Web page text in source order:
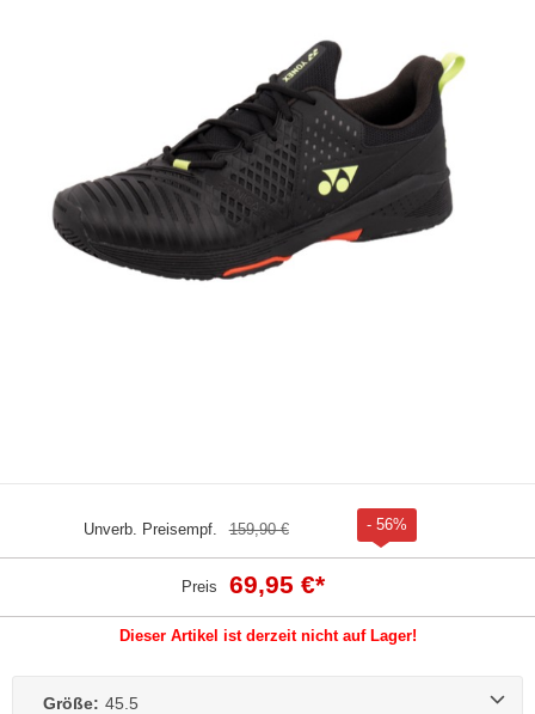
Unverb. Preisempf. 159,90 € - 56%
Preis 69,95 €*
Dieser Artikel ist derzeit nicht auf Lager!
Größe: 45.5